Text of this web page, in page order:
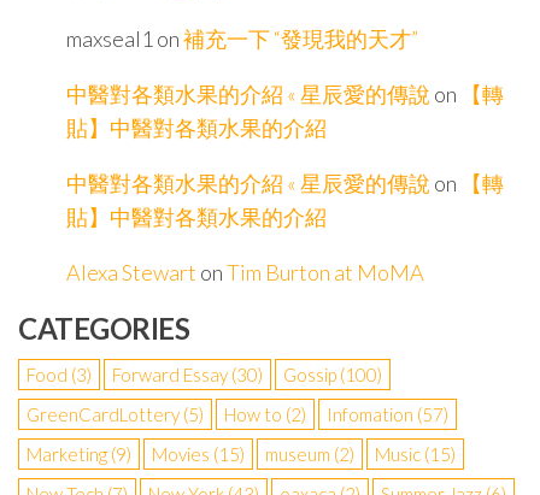
maxseal1 on補充一下 “發現我的天才”
中醫對各類水果的介紹 « 星辰愛的傳說 on
【轉
貼】中醫對各類水果的介紹
中醫對各類水果的介紹 « 星辰愛的傳說 on
【轉
貼】中醫對各類水果的介紹
Alexa Stewart onTim Burton at MoMA
CATEGORIES
Food (3) Forward Essay (30) Gossip (100)
GreenCardLottery (5) How to (2) Infomation (57)
Marketing (9) Movies (15) museum (2) Music (15)